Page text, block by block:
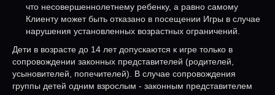
что несовершеннолетнему ребенку, а равно самому
Клиенту может быть отказано в посещении Игры в случае
нарушения установленных возрастных ограничений.
Дети в возрасте до 14 лет допускаются к игре только в
сопровождении законных представителей (родителей,
усыновителей, попечителей). В случае сопровождения
группы детей одним взрослым - законным представителем